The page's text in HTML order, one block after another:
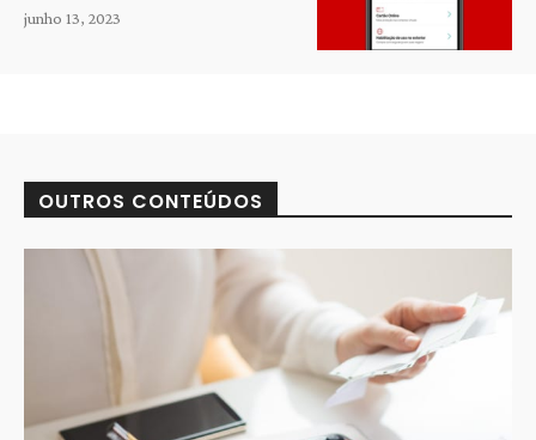
junho 13, 2023
OUTROS CONTEÚDOS